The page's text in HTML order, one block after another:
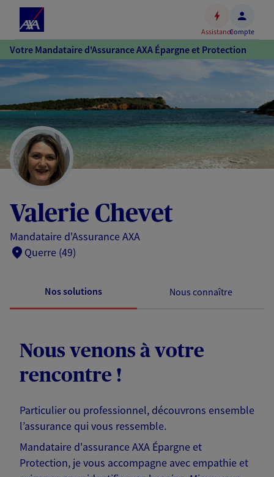
Accéder
au
Accéder
au
pied
page
AssistanceCompte
Votre Mandataire d'Assurance AXA Épargne et Protection
Valerie Chevet
Mandataire d'Assurance AXA
Querre (49)
Nos solutions Nous connaître
Nous venons à votre
rencontre !
Particulier ou professionnel, découvrons ensemble
l’assurance qui vous ressemble.
Mandataire d'assurance AXA Épargne et
Protection, je vous accompagne avec empathie et